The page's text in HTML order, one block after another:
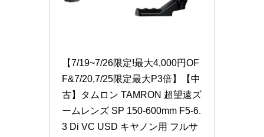
【7/19~7/26限定!最大4,000円OF
F&7/20,7/25限定最大P3倍】【中
古】タムロン TAMRON 超望遠ズ
ームレンズ SP 150-600mm F5-6.
3 Di VC USD キヤノン用 フルサ